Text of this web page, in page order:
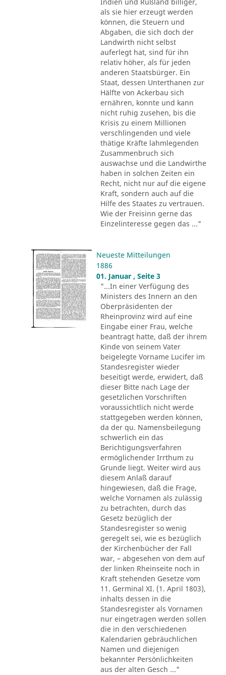
als sie hier erzeugt werden
können, die Steuern und
Abgaben, die sich doch der
Landwirth nicht selbst
auferlegt hat, sind für ihn
relativ höher, als für jeden
anderen Staatsbürger. Ein
Staat, dessen Unterthanen zur
Hälfte von Ackerbau sich
ernähren, konnte und kann
nicht ruhig zusehen, bis die
Krisis zu einem Millionen
verschlingenden und viele
thätige Kräfte lahmlegenden
Zusammenbruch sich
auswachse und die Landwirthe
haben in solchen Zeiten ein
Recht, nicht nur auf die eigene
Kraft, sondern auch auf die
Hilfe des Staates zu vertrauen.
Wie der Freisinn gerne das
Einzelinteresse gegen das ..."
Neueste Mitteilungen
1886
01. Januar , Seite 3
"...In einer Verfügung des
Ministers des Innern an den
Oberpräsidenten der
Rheinprovinz wird auf eine
Eingabe einer Frau, welche
beantragt hatte, daß der ihrem
Kinde von seinem Vater
beigelegte Vorname Lucifer im
Standesregister wieder
beseitigt werde, erwidert, daß
dieser Bitte nach Lage der
gesetzlichen Vorschriften
voraussichtlich nicht werde
stattgegeben werden können,
da der qu. Namensbeilegung
schwerlich ein das
Berichtigungsverfahren
ermöglichender Irrthum zu
Grunde liegt. Weiter wird aus
diesem Anlaß darauf
hingewiesen, daß die Frage,
welche Vornamen als zulässig
zu betrachten, durch das
Gesetz bezüglich der
Standesregister so wenig
geregelt sei, wie es bezüglich
der Kirchenbücher der Fall
war, – abgesehen von dem auf
der linken Rheinseite noch in
Kraft stehenden Gesetze vom
11. Germinal XI. (1. April 1803),
inhalts dessen in die
Standesregister als Vornamen
nur eingetragen werden sollen
die in den verschiedenen
Kalendarien gebräuchlichen
Namen und diejenigen
bekannter Persönlichkeiten
aus der alten Gesch ..."